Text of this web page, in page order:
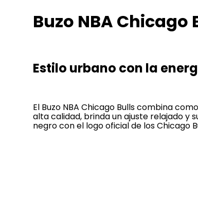
Buzo NBA Chicago
Estilo urbano con la
El Buzo NBA Chicago Bulls combina
alta calidad, brinda un ajuste relajado y
negro con el logo oficial de los Chicago